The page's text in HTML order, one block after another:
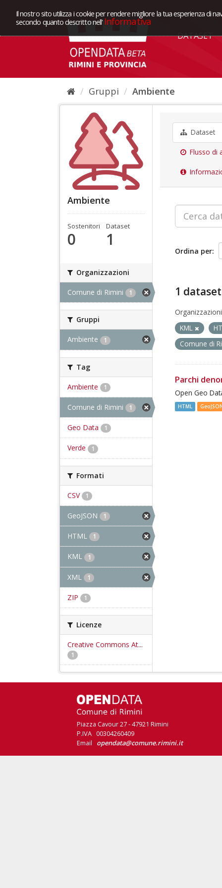
Il nostro sito utilizza i cookie per rendere migliore la tua esperienza di
secondo quanto descritto nell' Informativa
DATASET
Gruppi Ambiente
Ambiente
Sostenitori
0
Dataset
1
Organizzazioni
Comune di Rimini 1
Gruppi
Ambiente 1
Tag
Ambiente 1
Comune di Rimini 1
Geo Data 1
Verde 1
Formati
CSV 1
GeoJSON 1
HTML 1
KML 1
XML 1
ZIP 1
Licenze
Creative Commons At...
1
Dataset
Flusso di
Ordina per
1
KML
Comune di
Parchi
Open Geo
HTML
Piazza Cavour 27 - 47921 Rimini
P.IVA 00304260409
Email opendata@comune.rimini.it